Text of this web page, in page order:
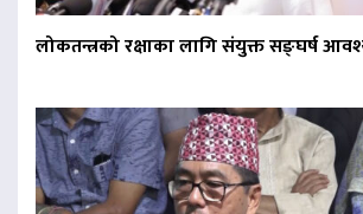
लोकतन्त्रको रक्षाका लागि संयुक्त सङ्घर्ष